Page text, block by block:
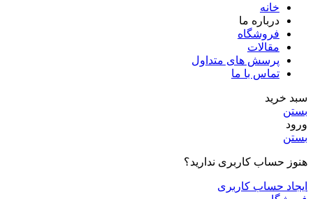
خانه
درباره ما
فروشگاه
مقالات
پرسش های متداول
تماس با ما
سبد خرید
بستن
ورود
بستن
هنوز حساب کاربری ندارید؟
ایجاد حساب کاربری